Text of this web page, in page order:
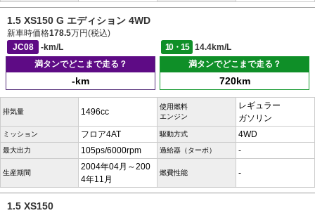
1.5 XS150 G エディション 4WD
新車時価格178.5万円(税込)
JC08
-km/L 10・15
14.4km/L
満タンでどこまで走る？
-km
満タンでどこまで走る？
720km
排気量 1496cc
使用燃料
エンジン
レギュラー
ガソリン
ミッション フロア4AT 駆動方式 4WD
最大出力 105ps/6000rpm 過給器（ターボ） -
生産期間
2004年04月～200
4年11月
燃費性能 -
1.5 XS150